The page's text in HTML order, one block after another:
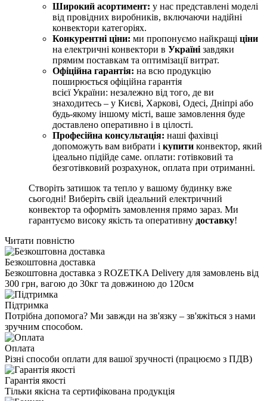
Широкий асортимент: у нас представлені моделі
від провідних виробників, включаючи надійні
конвектори категоріях.
Конкурентні ціни: ми пропонуємо найкращі ціни
на електричні конвектори в Україні завдяки
прямим поставкам та оптимізації витрат.
Офіційна гарантія: на всю продукцію
поширюється офіційна гарантія
всієї України: незалежно від того, де ви
знаходитесь – у Києві, Харкові, Одесі, Дніпрі або
будь-якому іншому місті, ваше замовлення буде
доставлено оперативно і в цілості.
Професійна консультація: наші фахівці
допоможуть вам вибрати і купити конвектор, який
ідеально підійде саме. оплати: готівковий та
безготівковий розрахунок, оплата при отриманні.
Створіть затишок та тепло у вашому будинку вже
сьогодні! Виберіть свій ідеальний електричний
конвектор та оформіть замовлення прямо зараз. Ми
гарантуємо високу якість та оперативну доставку!
Читати повністю
Безкоштовна доставка
Безкоштовна доставка з ROZETKA Delivery для замовлень від
300 грн, вагою до 30кг та довжиною до 120см
Підтримка
Потрібна допомога? Ми завжди на зв'язку – зв'яжіться з нами
зручним способом.
Оплата
Різні способи оплати для вашої зручності (працюємо з ПДВ)
Гарантія якості
Тільки якісна та сертифікована продукція